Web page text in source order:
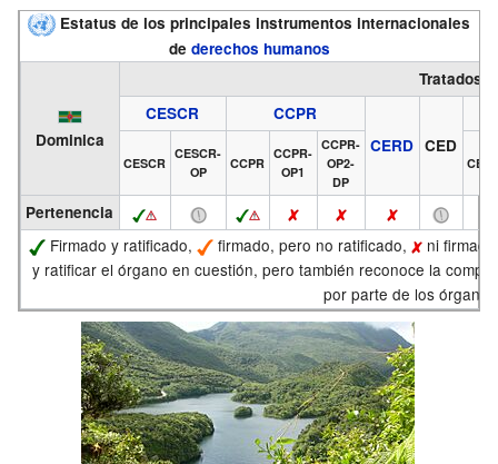
Estatus de los principales instrumentos internacionales
de derechos humanos
Dominica
Tratados
CESCR
CCPR
CERD CED
CESCR
CESCR-
OP
CCPR
CCPR-
OP1
CCPR-
OP2-
DP
Pertenencia
Firmado y ratificado, firmado, pero no ratificado,
ni
y ratificar el órgano en cuestión, pero también reconoce la
por parte de los